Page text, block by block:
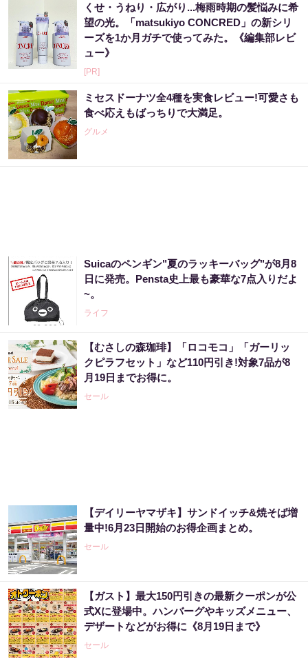
くせ・うねり・広がり...梅雨時期の髪悩みに希
望の光。「matsukiyo CONCRED」の新シリ
ーズを1か月ガチで使ってみた。《編集部レビ
ュー》
[PR]
ミセスドーナツ全4種を実食レビュー!可愛さも
食べ応えもばっちりで大満足。
グルメ
Suicaのペンギン"夏のラッキーバッグ"が8月8
日に発売。Pensta史上最も豪華な7点入りだよ
~。
ライフ
【むさしの森珈琲】「ロコモコ」「ガーリッ
クピラフセット」など110円引き!対象7品が8
月19日までお得に。
セール
【デイリーヤマザキ】サンドイッチ&焼そば増
量中!6月23日開始のお得企画まとめ。
セール
【ガスト】最大150円引きの最新クーポンが公
式Xに登場中。ハンバーグやキッズメニュー、
デザートなどがお得に《8月19日まで》
セール